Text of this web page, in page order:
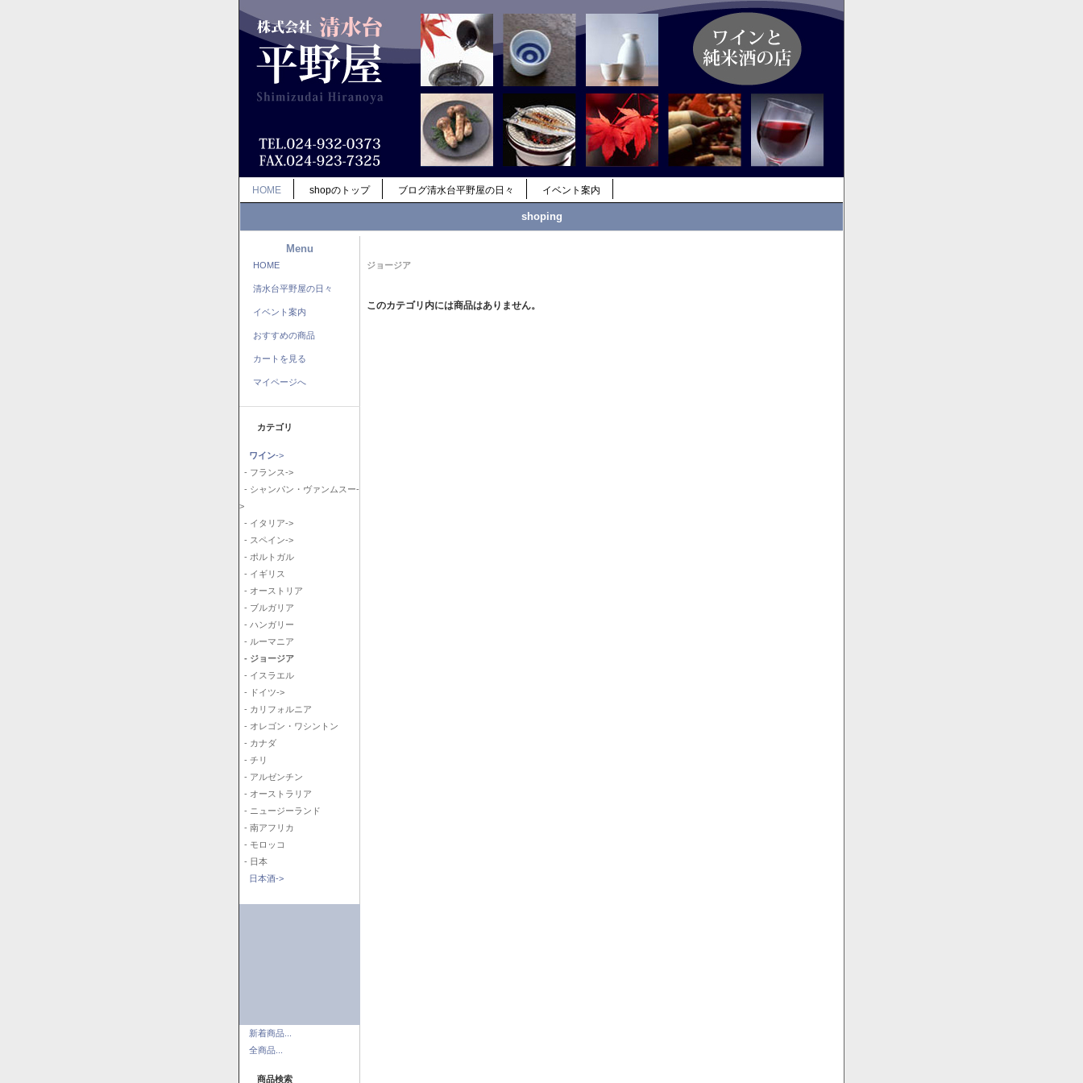
HOME shopのトップ ブログ清水台平野屋の日々 イベント案内
shoping
Menu
HOME
清水台平野屋の日々
イベント案内
おすすめの商品
カートを見る
マイページへ
カテゴリ
ワイン->
- フランス->
- シャンパン・ヴァンムスー-
>
- イタリア->
- スペイン->
- ポルトガル
- イギリス
- オーストリア
- ブルガリア
- ハンガリー
- ルーマニア
- ジョージア
- イスラエル
- ドイツ->
- カリフォルニア
- オレゴン・ワシントン
- カナダ
- チリ
- アルゼンチン
- オーストラリア
- ニュージーランド
- 南アフリカ
- モロッコ
- 日本
日本酒->
新着商品...
全商品...
商品検索
ジョージア
このカテゴリ内には商品はありません。